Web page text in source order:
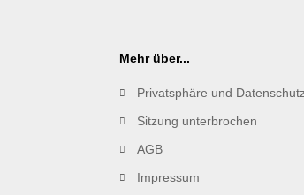
Mehr über...
Privatsphäre und
Sitzung unterbrochen
AGB
Impressum